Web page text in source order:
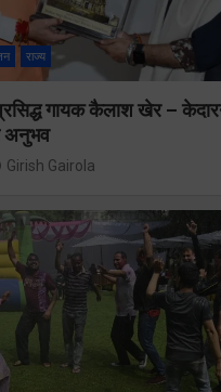
राज्य
गायक कैलाश खेर –
अनुभव
Girish Gairola